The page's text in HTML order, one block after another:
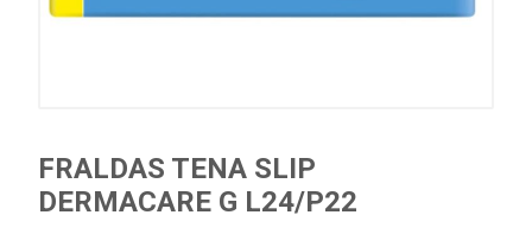
FRALDAS TENA SLIP
DERMACARE G L24/P22